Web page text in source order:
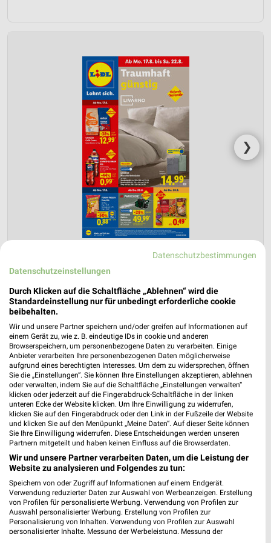
❯
Lidl Prospekt für Bielefeld ab Mo. den
17.08.
Gültig von 17. Aug. bis 22. Aug.
📅 Kalendereintrag erstellen
PROSPEKT BLÄTTERN
CLEVER SPAREN KINDERMODE & SPIELZEUG WEIN HANDY &
Datenschutzbestimmungen
Datenschutzeinstellungen
Durch Klicken auf die Schaltfläche „Ablehnen“ wird die
Standardeinstellung nur für unbedingt erforderliche cookie
beibehalten.
Wir und unsere Partner speichern und/oder greifen auf Informationen auf
einem Gerät zu, wie z. B. eindeutige IDs in cookie und anderen
Browserspeichern, um personenbezogene Daten zu verarbeiten. Einige
Anbieter verarbeiten Ihre personenbezogenen Daten möglicherweise
aufgrund eines berechtigten Interesses. Um dem zu widersprechen, öffnen
Sie die „Einstellungen“. Sie können Ihre Einstellungen akzeptieren, ablehnen
oder verwalten, indem Sie auf die Schaltfläche „Einstellungen verwalten“
klicken oder jederzeit auf die Fingerabdruck-Schaltfläche in der linken
unteren Ecke der Website klicken. Um Ihre Einwilligung zu widerrufen,
klicken Sie auf den Fingerabdruck oder den Link in der Fußzeile der Website
und klicken Sie auf den Menüpunkt „Meine Daten“. Auf dieser Seite können
Sie Ihre Einwilligung widerrufen. Diese Entscheidungen werden unseren
Partnern mitgeteilt und haben keinen Einfluss auf die Browserdaten.
Wir und unsere Partner verarbeiten Daten, um die Leistung der
Website zu analysieren und Folgendes zu tun:
Speichern von oder Zugriff auf Informationen auf einem Endgerät.
Verwendung reduzierter Daten zur Auswahl von Werbeanzeigen. Erstellung
von Profilen für personalisierte Werbung. Verwendung von Profilen zur
Auswahl personalisierter Werbung. Erstellung von Profilen zur
Personalisierung von Inhalten. Verwendung von Profilen zur Auswahl
personalisierter Inhalte. Messung der Werbeleistung. Messung der